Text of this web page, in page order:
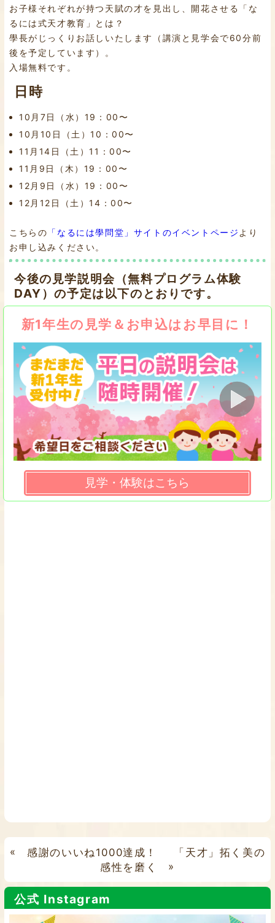
お子様それぞれが持つ天賦の才を見出し、開花させる「な
るには式天才教育」とは？
學長がじっくりお話しいたします（講演と見学会で60分前
後を予定しています）。
入場無料です。
日時
10月7日（水）19：00〜
10月10日（土）10：00〜
11月14日（土）11：00〜
11月9日（木）19：00〜
12月9日（水）19：00〜
12月12日（土）14：00〜
こちらの 「なるには學問堂」サイトのイベントページ より
お申し込みください。
今後の見学説明会（無料プログラム体験
DAY）の予定は以下のとおりです。
新1年生の見学＆お申込はお早目に！
見学・体験はこちら
« 感謝のいいね1000達成！
「天才」拓く美の
感性を磨く
»
公式 Instagram